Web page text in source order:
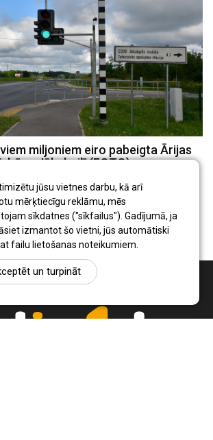
jūsu vietnes darbu, kā arī
mērķtiecīgu reklāmu, mēs
sīkdatnes ("sīkfailus"). Gadījumā, ja
izmantot šo vietni, jūs automātiski
failu lietošanas noteikumiem.
un turpināt
miljoniem eiro pabeigta Ārijas
Jēkabpilī (FOTO)